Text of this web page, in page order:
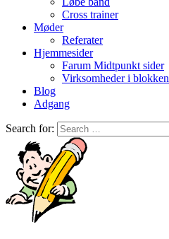
Cross trainer
Møder
Referater
Hjemmesider
Farum Midtpunkt sider
Virksomheder i blokken
Blog
Adgang
Search for: